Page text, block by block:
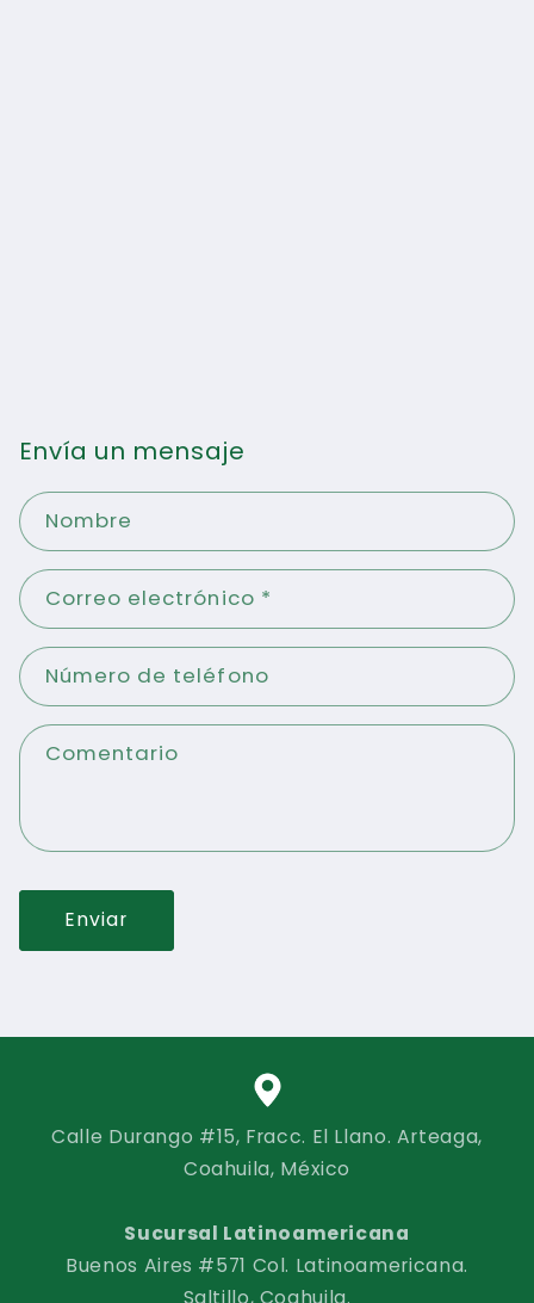
Envía un mensaje
Nombre
Correo electrónico *
Número de teléfono
Comentario
Enviar
Calle Durango #15, Fracc. El Llano. Arteaga,
Coahuila, México
Sucursal Latinoamericana
Buenos Aires #571 Col. Latinoamericana.